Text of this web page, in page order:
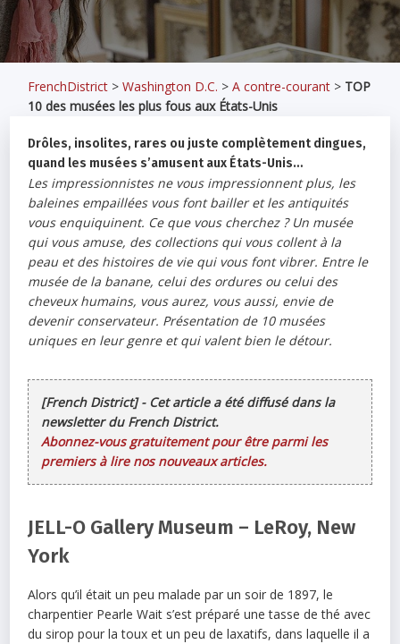
FrenchDistrict >Washington D.C. >A contre-courant > TOP
10 des musées les plus fous aux États-Unis
Drôles, insolites, rares ou juste complètement dingues,
quand les musées s’amusent aux États-Unis…
Les impressionnistes ne vous impressionnent plus, les
baleines empaillées vous font bailler et les antiquités
vous enquiquinent. Ce que vous cherchez ? Un musée
qui vous amuse, des collections qui vous collent à la
peau et des histoires de vie qui vous font vibrer. Entre le
musée de la banane, celui des ordures ou celui des
cheveux humains, vous aurez, vous aussi, envie de
devenir conservateur. Présentation de 10 musées
uniques en leur genre et qui valent bien le détour.
[French District] - Cet article a été diffusé dans la
newsletter du French District.
Abonnez-vous gratuitement pour être parmi les
premiers à lire nos nouveaux articles.
JELL-O Gallery Museum – LeRoy, New
York
Alors qu’il était un peu malade par un soir de 1897, le
charpentier Pearle Wait s’est préparé une tasse de thé avec
du sirop pour la toux et un peu de laxatifs, dans laquelle il a